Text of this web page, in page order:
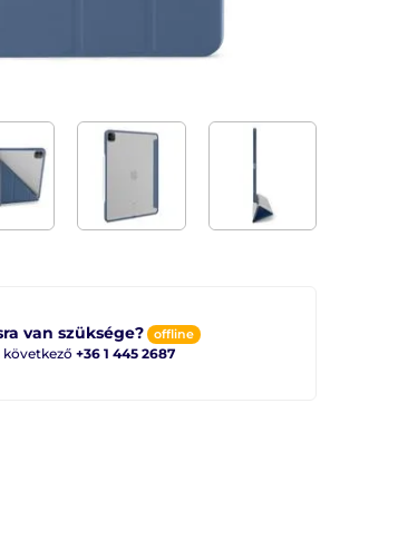
van szüksége? offline
következő +36 1 445 2687